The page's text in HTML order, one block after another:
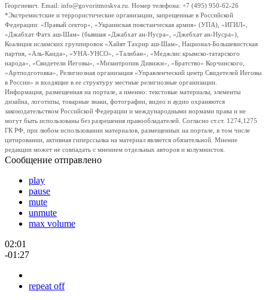
Георгиевич. Email: info@govoritmoskva.ru. Номер телефона: +7 (495) 950-62-26
*Экстремистские и террористические организации, запрещенные в Российской
Федерации: «Правый сектор», «Украинская повстанческая армия» (УПА), «ИГИЛ»,
«Джабхат Фатх аш-Шам» (бывшая «Джабхат ан-Нусра», «Джебхат ан-Нусра»),
Коалиция исламских группировок «Хайят Тахрир аш-Шам», Национал-Большевистская
партия, «Аль-Каида», «УНА-УНСО», «Талибан», «Меджлис крымско-татарского
народа», «Свидетели Иеговы», «Мизантропик Дивижн», «Братство» Корчинского,
«Артподготовка», Религиозная организация «Управленческий центр Свидетелей Иеговы
в России» и входящие в ее структуру местные религиозные организации.
Информация, размещенная на портале, а именно: текстовые материалы, элементы
дизайна, логотипы, товарные знаки, фотографии, видео и аудио охраняются
законодательством Российской Федерации и международными нормами права и не
могут быть использованы без разрешения правообладателей. Согласно ст.ст. 1274,1275
ГК РФ, при любом использовании материалов, размещенных на портале, в том числе
цитировании, активная гиперссылка на материал является обязательной. Мнение
редакции может не совпадать с мнением отдельных авторов и колумнистов.
Сообщение отправлено
play
pause
mute
unmute
max volume
02:01
-01:27
repeat off